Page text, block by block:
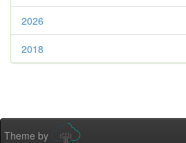
2026
2018
Theme by